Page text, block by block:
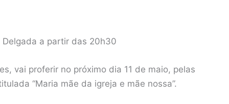
a partir das 20h30
vai proferir no próximo dia 11 de maio, pelas
“Maria mãe da igreja e mãe nossa”.